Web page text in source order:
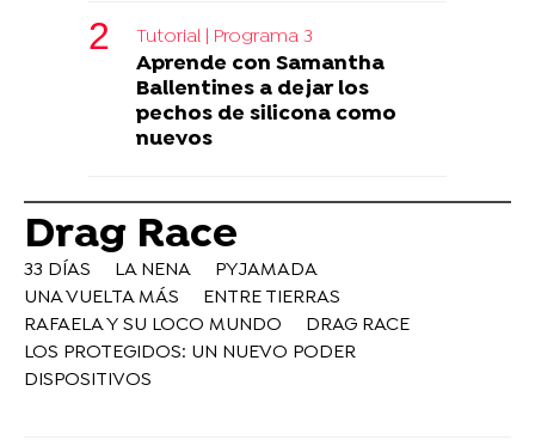
Tutorial | Programa 3
Aprende con Samantha
Ballentines a dejar los
pechos de silicona como
nuevos
Drag Race
33 DÍAS LA NENA
PYJAMADA
UNA VUELTA MÁS
ENTRE TIERRAS
RAFAELA Y SU LOCO MUNDO
DRAG RACE
LOS PROTEGIDOS: UN NUEVO PODER
DISPOSITIVOS